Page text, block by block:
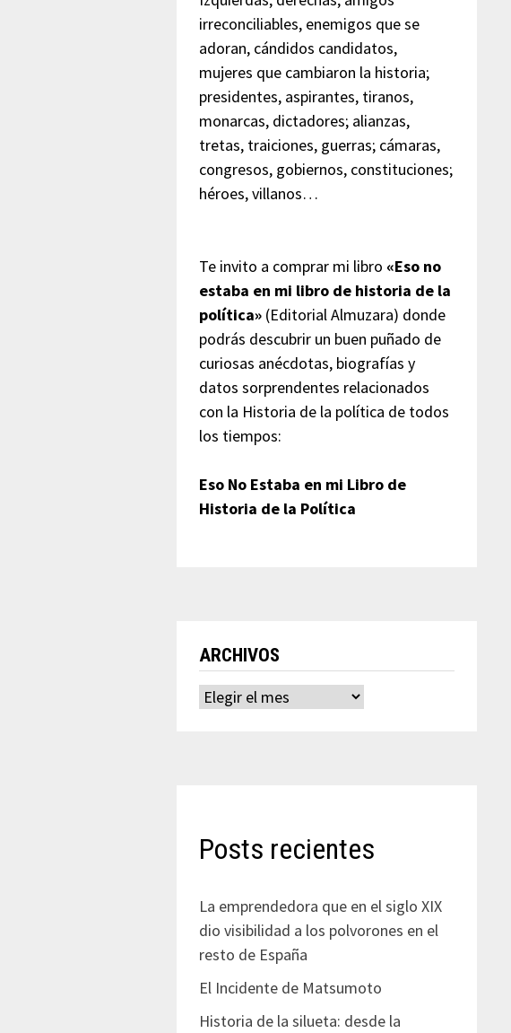
irreconciliables, enemigos que se
adoran, cándidos candidatos,
mujeres que cambiaron la historia;
presidentes, aspirantes, tiranos,
monarcas, dictadores; alianzas,
tretas, traiciones, guerras; cámaras,
congresos, gobiernos, constituciones;
héroes, villanos…
Te invito a comprar mi libro «Eso no
estaba en mi libro de historia de la
política»(Editorial Almuzara) donde
podrás descubrir un buen puñado de
curiosas anécdotas, biografías y
datos sorprendentes relacionados
con la Historia de la política de todos
los tiempos:
Eso No Estaba en mi Libro de
Historia de la Política
ARCHIVOS
Archivos
Posts recientes
La emprendedora que en el siglo XIX
dio visibilidad a los polvorones en el
resto de España
El Incidente de Matsumoto
Historia de la silueta: desde la